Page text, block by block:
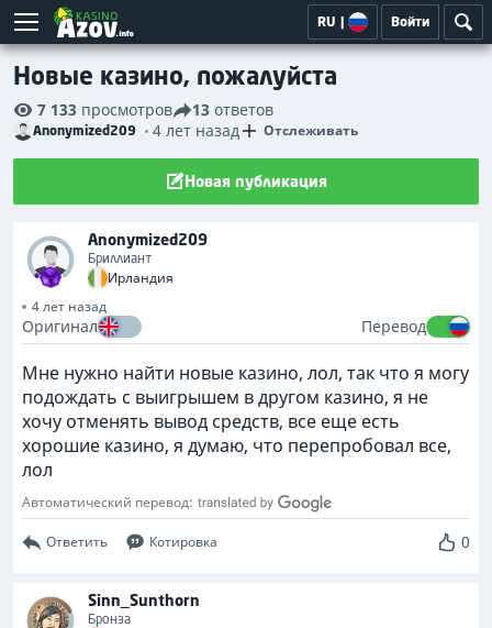
RU | Войти
Новые казино, пожалуйста
7 133 просмотров 13 ответов
Anonymized209 4 лет назад Отслеживать
Новая публикация
Anonymized209
Бриллиант
Ирландия
4 лет назад
Оригинал Перевод
Мне нужно найти новые казино, лол, так что я могу
подождать с выигрышем в другом казино, я не
хочу отменять вывод средств, все еще есть
хорошие казино, я думаю, что перепробовал все,
лол
Автоматический перевод:
Ответить Котировка 0
Sinn_Sunthorn
Бронза